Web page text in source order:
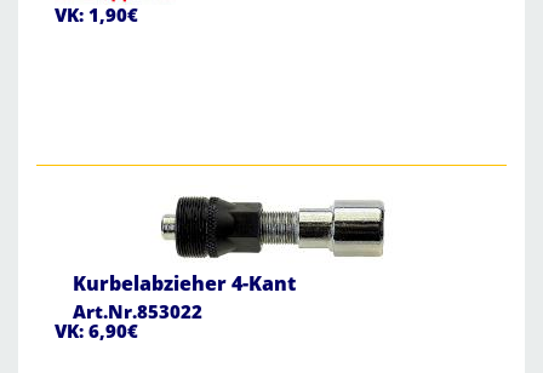
VK: 1,90€
Kurbelabzieher 4-Kant
Art.Nr.853022
VK: 6,90€